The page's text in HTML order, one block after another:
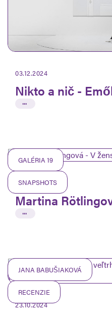
03.12.2024
Nikto a nič -
...
GALÉRIA 19
SNAPSHOTS
11.08.2025
Martina
...
JANA BABUŠIAKOVÁ
RECENZIE
23.10.2024